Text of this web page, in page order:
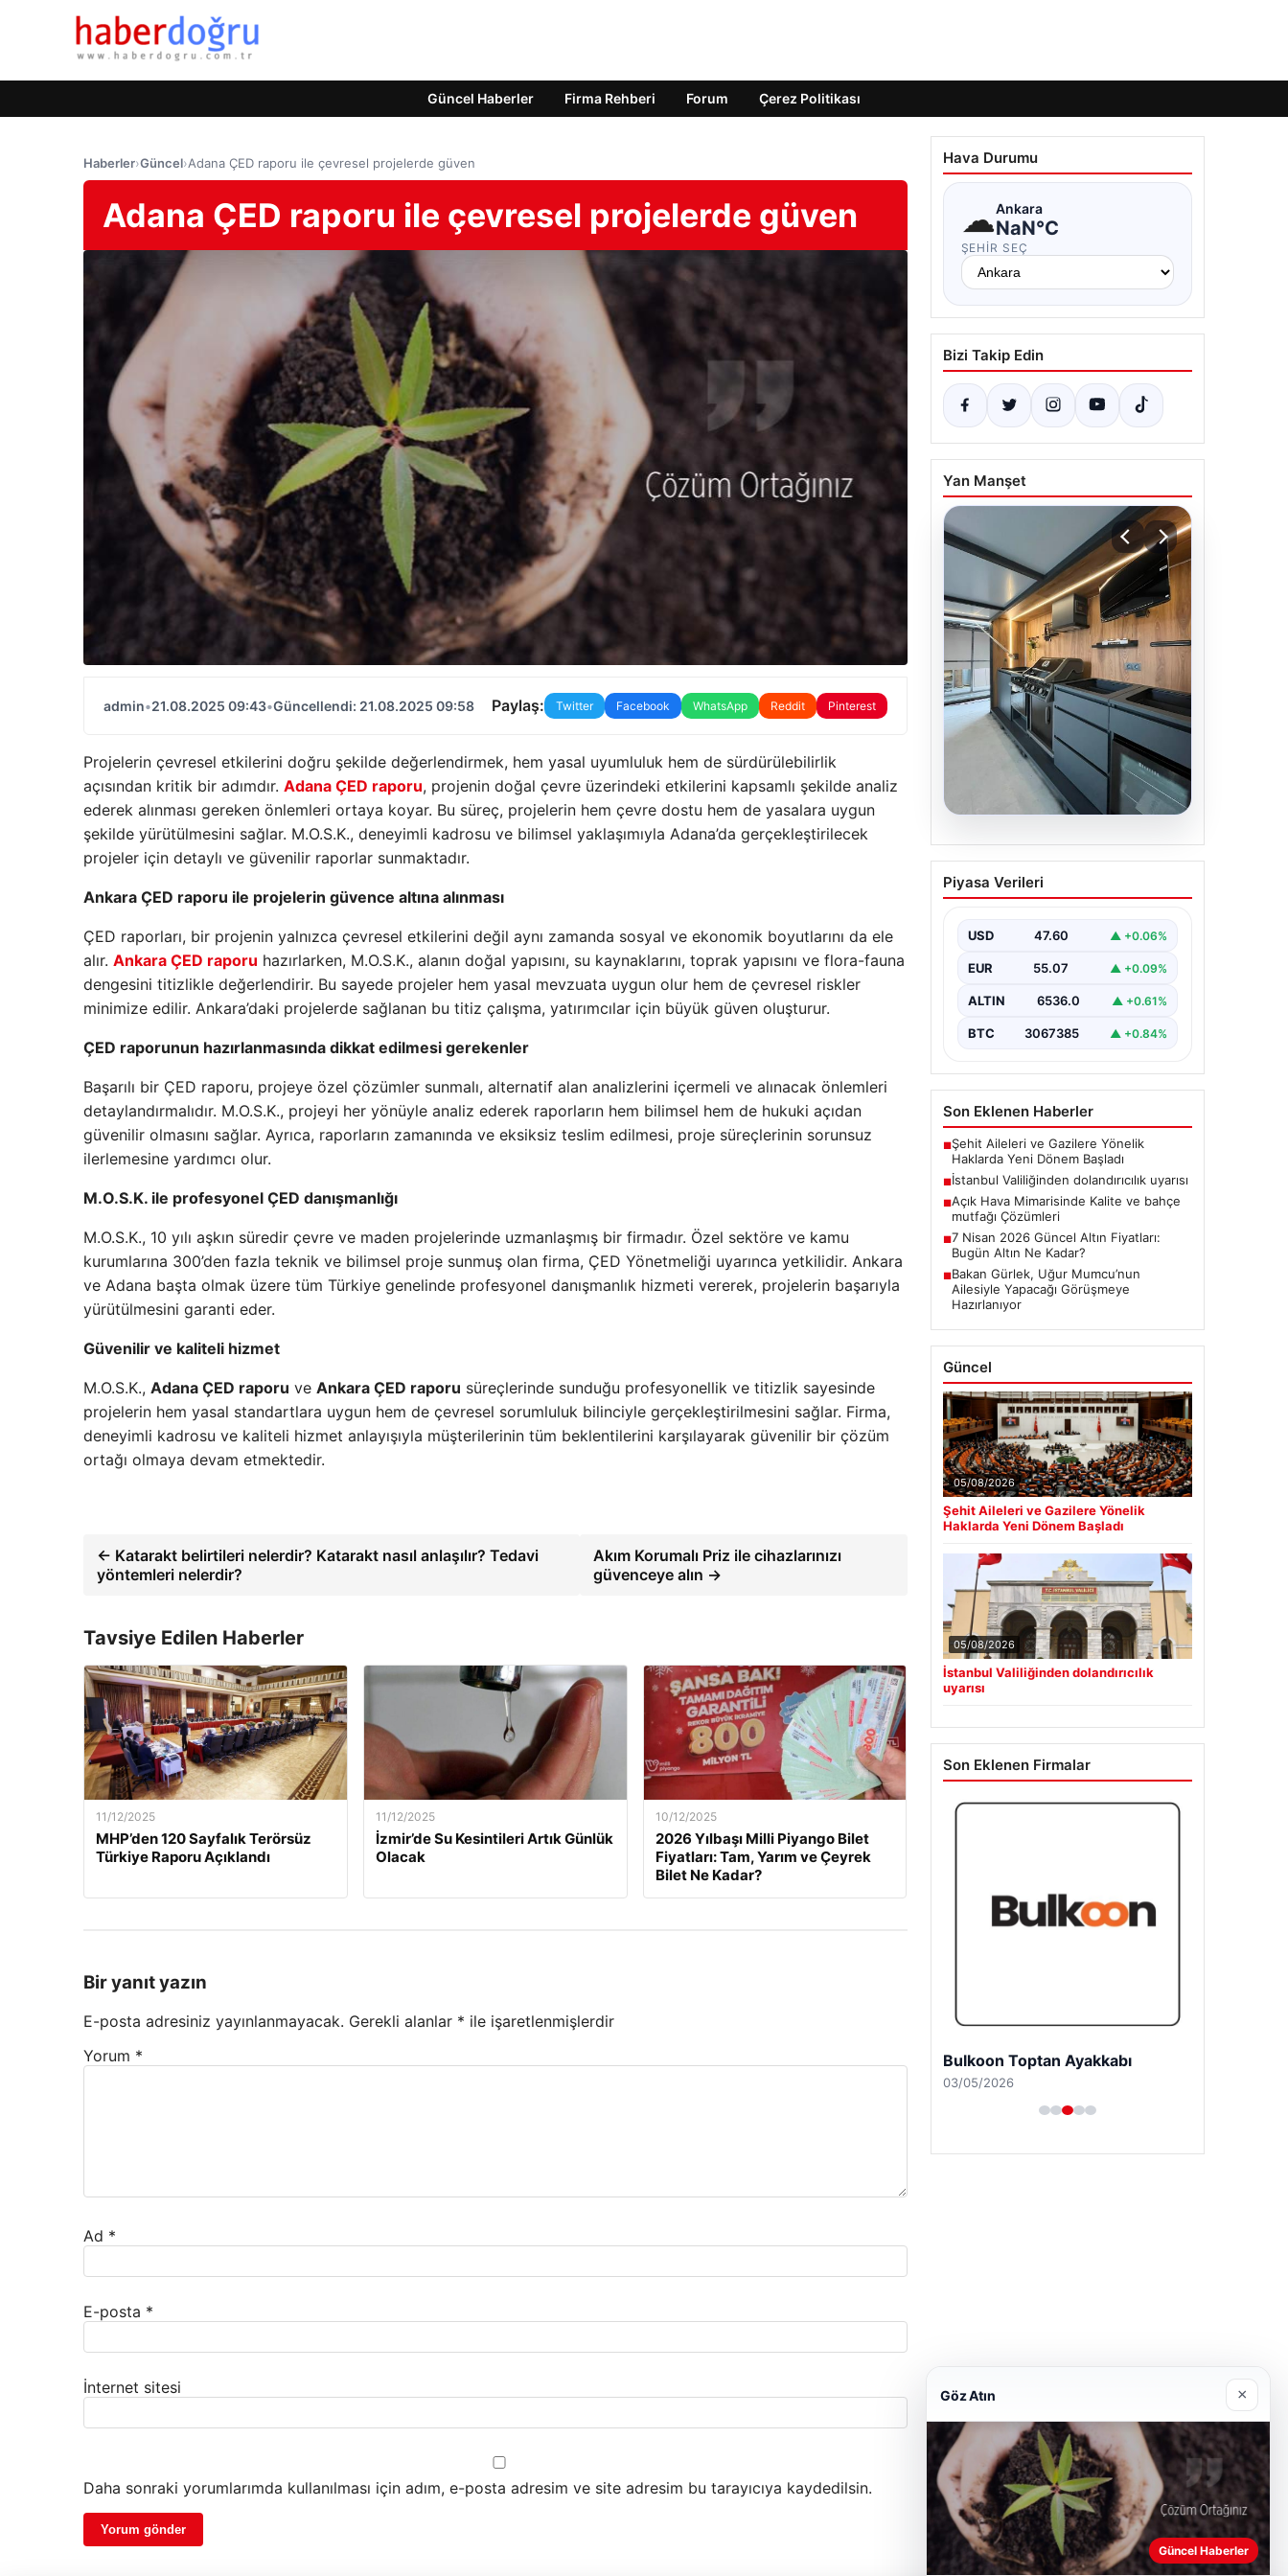
Güncel Haberler Firma Rehberi Forum Çerez Politikası
Haberler›Güncel›Adana ÇED raporu ile çevresel projelerde güven
Adana ÇED raporu ile çevresel projelerde güven
admin•21.08.2025 09:43•Güncellendi: 21.08.2025 09:58 Paylaş: Twitter Facebook WhatsApp Reddit Pinterest
Projelerin çevresel etkilerini doğru şekilde değerlendirmek, hem yasal uyumluluk hem de sürdürülebilirlik
açısından kritik bir adımdır. Adana ÇED raporu, projenin doğal çevre üzerindeki etkilerini kapsamlı şekilde analiz
ederek alınması gereken önlemleri ortaya koyar. Bu süreç, projelerin hem çevre dostu hem de yasalara uygun
şekilde yürütülmesini sağlar. M.O.S.K., deneyimli kadrosu ve bilimsel yaklaşımıyla Adana’da gerçekleştirilecek
projeler için detaylı ve güvenilir raporlar sunmaktadır.
Ankara ÇED raporu ile projelerin güvence altına alınması
ÇED raporları, bir projenin yalnızca çevresel etkilerini değil aynı zamanda sosyal ve ekonomik boyutlarını da ele
alır. Ankara ÇED raporu hazırlarken, M.O.S.K., alanın doğal yapısını, su kaynaklarını, toprak yapısını ve flora-fauna
dengesini titizlikle değerlendirir. Bu sayede projeler hem yasal mevzuata uygun olur hem de çevresel riskler
minimize edilir. Ankara’daki projelerde sağlanan bu titiz çalışma, yatırımcılar için büyük güven oluşturur.
ÇED raporunun hazırlanmasında dikkat edilmesi gerekenler
Başarılı bir ÇED raporu, projeye özel çözümler sunmalı, alternatif alan analizlerini içermeli ve alınacak önlemleri
detaylandırmalıdır. M.O.S.K., projeyi her yönüyle analiz ederek raporların hem bilimsel hem de hukuki açıdan
güvenilir olmasını sağlar. Ayrıca, raporların zamanında ve eksiksiz teslim edilmesi, proje süreçlerinin sorunsuz
ilerlemesine yardımcı olur.
M.O.S.K. ile profesyonel ÇED danışmanlığı
M.O.S.K., 10 yılı aşkın süredir çevre ve maden projelerinde uzmanlaşmış bir firmadır. Özel sektöre ve kamu
kurumlarına 300’den fazla teknik ve bilimsel proje sunmuş olan firma, ÇED Yönetmeliği uyarınca yetkilidir. Ankara
ve Adana başta olmak üzere tüm Türkiye genelinde profesyonel danışmanlık hizmeti vererek, projelerin başarıyla
yürütülmesini garanti eder.
Güvenilir ve kaliteli hizmet
M.O.S.K., Adana ÇED raporu ve Ankara ÇED raporu süreçlerinde sunduğu profesyonellik ve titizlik sayesinde
projelerin hem yasal standartlara uygun hem de çevresel sorumluluk bilinciyle gerçekleştirilmesini sağlar. Firma,
deneyimli kadrosu ve kaliteli hizmet anlayışıyla müşterilerinin tüm beklentilerini karşılayarak güvenilir bir çözüm
ortağı olmaya devam etmektedir.
← Katarakt belirtileri nelerdir? Katarakt nasıl anlaşılır? Tedavi
yöntemleri nelerdir?
Akım Korumalı Priz ile cihazlarınızı
güvenceye alın →
Tavsiye Edilen Haberler
11/12/2025
MHP’den 120 Sayfalık Terörsüz
Türkiye Raporu Açıklandı
11/12/2025
İzmir’de Su Kesintileri Artık Günlük
Olacak
10/12/2025
2026 Yılbaşı Milli Piyango Bilet
Fiyatları: Tam, Yarım ve Çeyrek
Bilet Ne Kadar?
Bir yanıt yazın
E-posta adresiniz yayınlanmayacak. Gerekli alanlar * ile işaretlenmişlerdir
Yorum *
Ad *
E-posta *
İnternet sitesi
Daha sonraki yorumlarımda kullanılması için adım, e-posta adresim ve site adresim bu tarayıcıya kaydedilsin.
Hava Durumu
☁Ankara
NaN°C
ŞEHIR SEÇ
Bizi Takip Edin
Yan Manşet
04.08.2026
Açık Hava Mimarisinde
Kalite ve bahçe mutfağı
Belli ki bahçe yaşam alanları,
biri gelmiştir. Doğayla bütünleşik
Piyasa Verileri
USD 47.60 ▲ +0.06%
EUR 55.07 ▲ +0.09%
ALTIN 6536.0 ▲ +0.61%
BTC 3067385 ▲ +0.84%
Son Eklenen Haberler
■Şehit Aileleri ve Gazilere Yönelik
Haklarda Yeni Dönem Başladı
■İstanbul Valiliğinden dolandırıcılık uyarısı
■Açık Hava Mimarisinde Kalite ve bahçe
mutfağı Çözümleri
■7 Nisan 2026 Güncel Altın Fiyatları:
Bugün Altın Ne Kadar?
■Bakan Gürlek, Uğur Mumcu’nun
Ailesiyle Yapacağı Görüşmeye
Hazırlanıyor
Güncel
05/08/2026
Şehit Aileleri ve Gazilere Yönelik
Haklarda Yeni Dönem Başladı
05/08/2026
İstanbul Valiliğinden dolandırıcılık
uyarısı
Son Eklenen Firmalar
Bulkoon Toptan Ayakkabı
03/05/2026
Göz Atın ×
Güncel Haberler